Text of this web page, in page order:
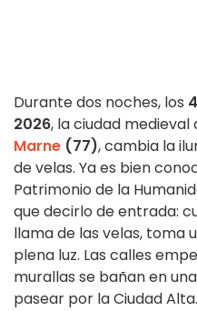
Durante dos noches, los
2026, la ciudad medieval
Marne (77), cambia la
de velas. Ya es bien
Patrimonio de la
que decirlo de entrada:
llama de las velas, toma
plena luz. Las calles
murallas se bañan en
pasear por la Ciudad Alta.